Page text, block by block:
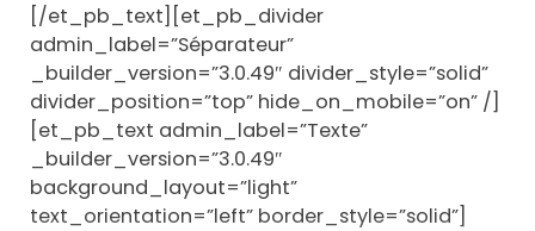
[/et_pb_text][et_pb_divider
admin_label=”Séparateur”
_builder_version=”3.0.49″ divider_style=”solid”
divider_position=”top” hide_on_mobile=”on” /]
[et_pb_text admin_label=”Texte”
_builder_version=”3.0.49″
background_layout=”light”
text_orientation=”left” border_style=”solid”]